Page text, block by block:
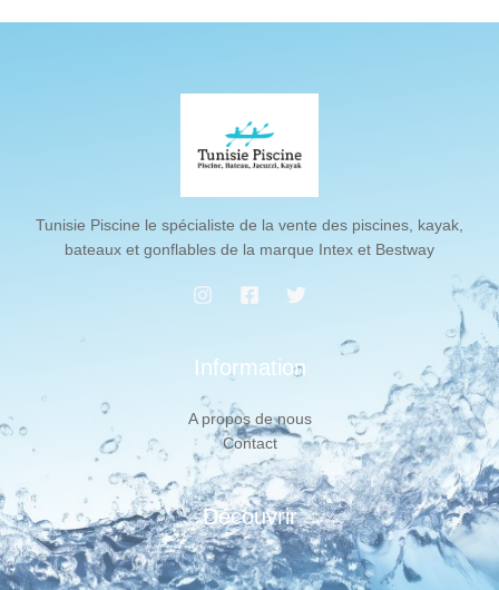
Tunisie Piscine le spécialiste de la vente des piscines, kayak,
bateaux et gonflables de la marque Intex et Bestway
Information
A propos de nous
Contact
Découvrir